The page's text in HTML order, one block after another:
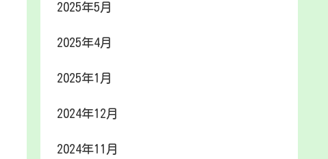
2025年5月
2025年4月
2025年1月
2024年12月
2024年11月